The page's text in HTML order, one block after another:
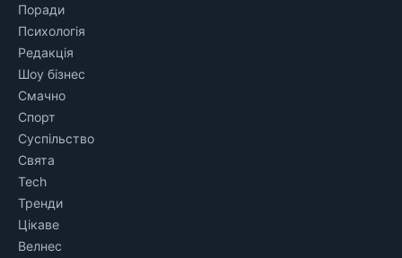
Поради
Психологія
Редакція
Шоу бізнес
Смачно
Спорт
Суспільство
Свята
Tech
Тренди
Цікаве
Велнес